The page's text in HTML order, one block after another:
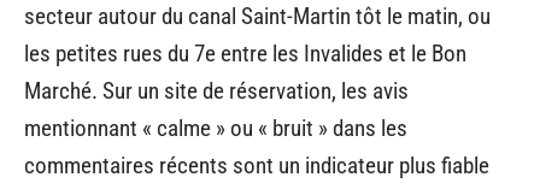
secteur autour du canal Saint-Martin tôt le matin, ou
les petites rues du 7e entre les Invalides et le Bon
Marché. Sur un site de réservation, les avis
mentionnant « calme » ou « bruit » dans les
commentaires récents sont un indicateur plus fiable